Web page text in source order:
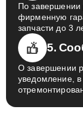
По
фирменную
запчасти до 3
5.
О завершении
уведомление, в